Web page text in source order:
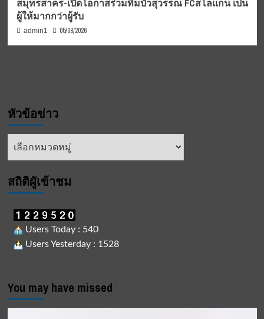
สมุทรสาคร-เปิดโอกาสร่วมทีมบัวสุวรรณ FCสโลแกน เป็น
ผู้ให้มากกว่าผู้รับ
admin1 05/08/2026
หัวข้อข่าว
หัวข้อ
สถิติผูัเข้าชม
Users Today : 540
Users Yesterday : 1528
You may have missed